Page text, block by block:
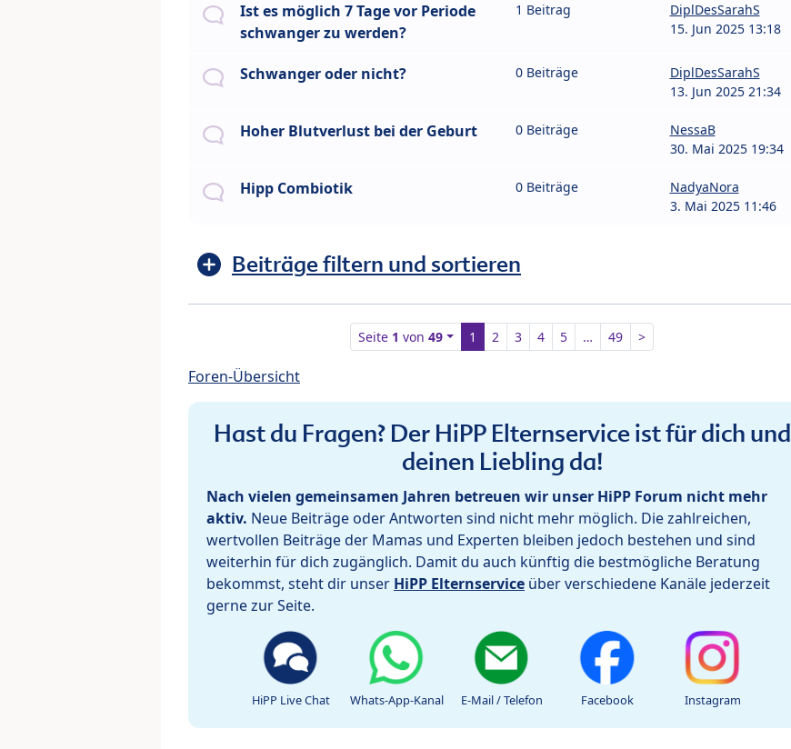
Ist es möglich 7 Tage vor Periode
schwanger zu werden?
1 Beitrag
DiplDesSarahS
15. Jun 2025 13:18
Schwanger oder nicht? 0 Beiträge
DiplDesSarahS
13. Jun 2025 21:34
Hoher Blutverlust bei der Geburt 0 Beiträge
NessaB
30. Mai 2025 19:34
Hipp Combiotik 0 Beiträge
NadyaNora
3. Mai 2025 11:46
Beiträge filtern und sortieren
Seite 1 von49 1 2 3 4 5 … 49 >
Foren-Übersicht
Hast du Fragen? Der HiPP Elternservice ist für dich und
deinen Liebling da!
Nach vielen gemeinsamen Jahren betreuen wir unser HiPP Forum nicht mehr
aktiv. Neue Beiträge oder Antworten sind nicht mehr möglich. Die zahlreichen,
wertvollen Beiträge der Mamas und Experten bleiben jedoch bestehen und sind
weiterhin für dich zugänglich. Damit du auch künftig die bestmögliche Beratung
bekommst, steht dir unser HiPP Elternservice über verschiedene Kanäle jederzeit
gerne zur Seite.
HiPP Live Chat Whats-App-Kanal E-Mail / Telefon Facebook Instagram